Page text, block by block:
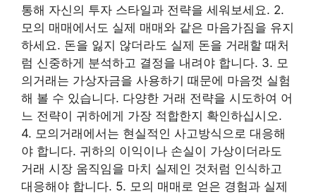
통해 자신의 투자 스타일과 전략을 세워보세요. 2.
모의 매매에서도 실제 매매와 같은 마음가짐을 유지
하세요. 돈을 잃지 않더라도 실제 돈을 거래할 때처
럼 신중하게 분석하고 결정을 내려야 합니다. 3. 모
의거래는 가상자금을 사용하기 때문에 마음껏 실험
해 볼 수 있습니다. 다양한 거래 전략을 시도하여 어
느 전략이 귀하에게 가장 적합한지 확인하십시오.
4. 모의거래에서는 현실적인 사고방식으로 대응해
야 합니다. 귀하의 이익이나 손실이 가상이더라도
거래 시장 움직임을 마치 실제인 것처럼 인식하고
대응해야 합니다. 5. 모의 매매로 얻은 경험과 실제